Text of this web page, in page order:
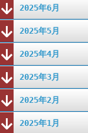
2025年6月
2025年5月
2025年4月
2025年3月
2025年2月
2025年1月